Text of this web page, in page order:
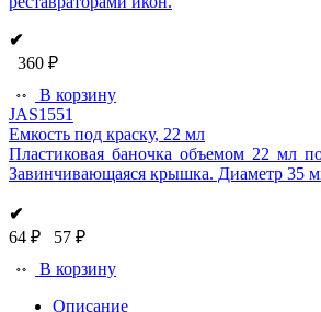
✔
360 ₽
В корзину
JAS1551
Емкость под краску, 22 мл
Пластиковая баночка объемом 22 мл
Завинчивающаяся крышка. Диаметр 35
✔
64 ₽
57 ₽
В корзину
Описание